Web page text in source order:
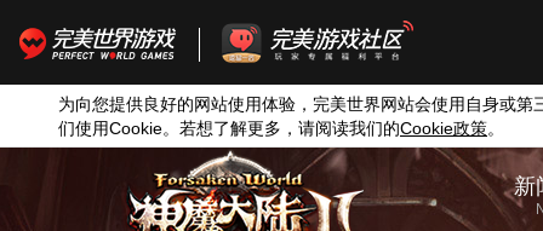
为向您提供良好的网站使用体验，完美世界网站会使用自身或第
们使用Cookie。若想了解更多，请阅读我们的Cookie政策。
新